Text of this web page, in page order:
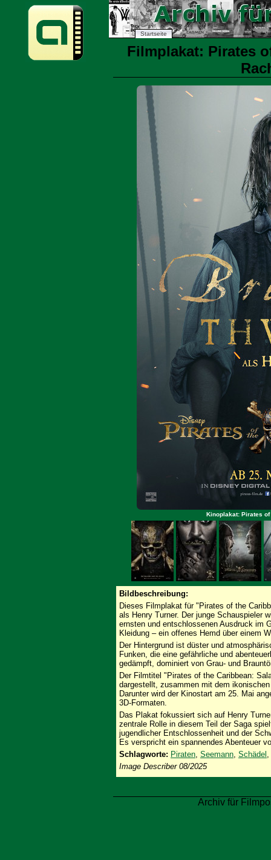
Startseite
Filmplakat: Pirates
Kinoplakat: Pirates
Bildbeschreibung:
Dieses Filmplakat für "Pirates of the
als Henry Turner. Der junge Schauspieler
ernsten und entschlossenen Ausdruck im
Kleidung – ein offenes Hemd über einem
Der Hintergrund ist düster und
Funken, die eine gefährliche und
gedämpft, dominiert von Grau- und
Der Filmtitel "Pirates of the Caribbean:
dargestellt, zusammen mit dem
Darunter wird der Kinostart am 25. Mai
3D-Formaten.
Das Plakat fokussiert sich auf Henry
zentrale Rolle in diesem Teil der Saga
jugendlicher Entschlossenheit und der
Es verspricht ein spannendes Abenteuer
Schlagworte: Piraten, Seemann, Schädel ,
Image Describer 08/2025
Archiv für